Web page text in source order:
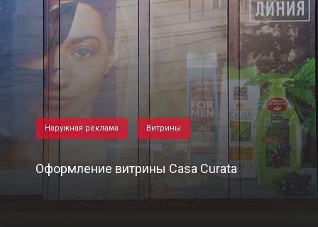
Наружная реклама Витрины
Оформление витрины Casa Curata